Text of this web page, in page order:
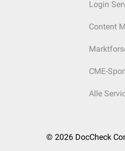
Login
Content
CME-
Alle
© 2026 DocCheck